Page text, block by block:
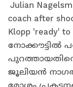
Julian
coach after
Klopp 'ready'
നോക്കൗട്ടിൽ
ജൂലിയൻ